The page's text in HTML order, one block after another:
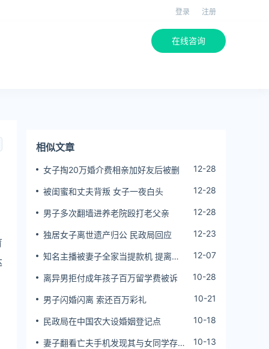
登录 注册
在线咨询
相似文章
女子掏20万婚介费相亲加好友后被删 12-28
被闺蜜和丈夫背叛 女子一夜白头 12-28
男子多次翻墙进养老院殴打老父亲 12-28
独居女子离世遗产归公 民政局回应 12-23
知名主播被妻子全家当提款机 提离婚
12-07
离异男拒付成年孩子百万留学费被诉 10-28
男子闪婚闪离 索还百万彩礼 10-21
民政局在中国农大设婚姻登记点 10-18
妻子翻看亡夫手机发现其与女同学存婚
10-13